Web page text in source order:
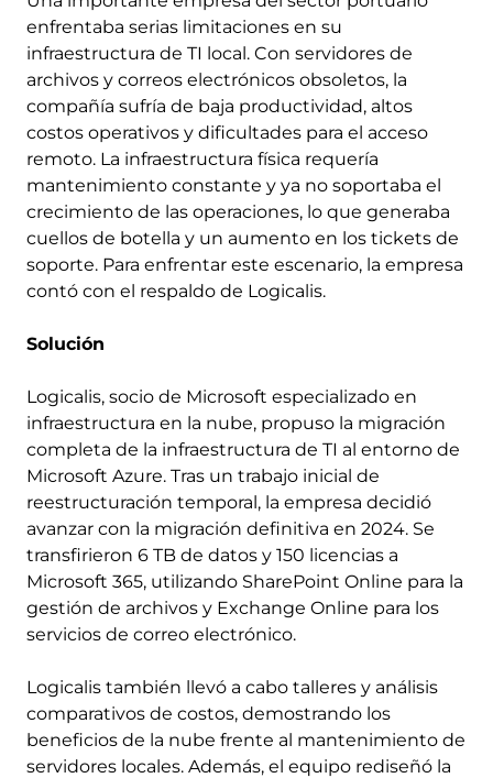
enfrentaba serias limitaciones en su
infraestructura de TI local. Con servidores de
archivos y correos electrónicos obsoletos, la
compañía sufría de baja productividad, altos
costos operativos y dificultades para el acceso
remoto. La infraestructura física requería
mantenimiento constante y ya no soportaba el
crecimiento de las operaciones, lo que generaba
cuellos de botella y un aumento en los tickets de
soporte. Para enfrentar este escenario, la empresa
contó con el respaldo de Logicalis.
Solución
Logicalis, socio de Microsoft especializado en
infraestructura en la nube, propuso la migración
completa de la infraestructura de TI al entorno de
Microsoft Azure. Tras un trabajo inicial de
reestructuración temporal, la empresa decidió
avanzar con la migración definitiva en 2024. Se
transfirieron 6 TB de datos y 150 licencias a
Microsoft 365, utilizando SharePoint Online para la
gestión de archivos y Exchange Online para los
servicios de correo electrónico.
Logicalis también llevó a cabo talleres y análisis
comparativos de costos, demostrando los
beneficios de la nube frente al mantenimiento de
servidores locales. Además, el equipo rediseñó la